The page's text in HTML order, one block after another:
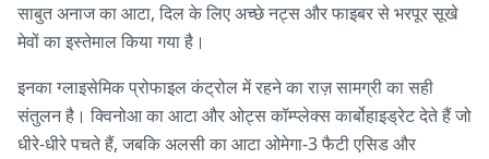
साबुत अनाज का आटा, दिल के लिए अच्छे नट्स और फाइबर से भरपूर सूखे
मेवों का इस्तेमाल किया गया है।
इनका ग्लाइसेमिक प्रोफाइल कंट्रोल में रहने का राज़ सामग्री का सही
संतुलन है। क्विनोआ का आटा और ओट्स कॉम्प्लेक्स कार्बोहाइड्रेट देते हैं जो
धीरे-धीरे पचते हैं, जबकि अलसी का आटा ओमेगा-3 फैटी एसिड और